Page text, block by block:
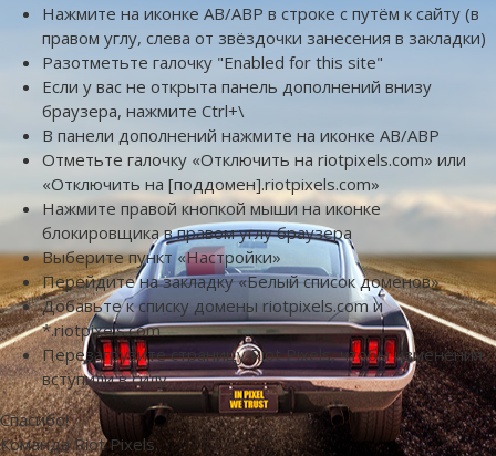
Нажмите на иконке AB/ABP в строке с путём к сайту (в
правом углу, слева от звёздочки занесения в закладки)
Разотметьте галочку "Enabled for this site"
Если у вас не открыта панель дополнений внизу
браузера, нажмите Ctrl+\
В панели дополнений нажмите на иконке AB/ABP
Отметьте галочку «Отключить на riotpixels.com» или
«Отключить на [поддомен].riotpixels.com»
Нажмите правой кнопкой мыши на иконке
блокировщика в правом углу браузера
Выберите пункт «Настройки»
Перейдите на закладку «Белый список доменов»
Добавьте к списку домены riotpixels.com и
*.riotpixels.com
Перезагрузите страницу Riot Pixels, чтобы изменения
вступили в силу
Спасибо!
Команда Riot Pixels.